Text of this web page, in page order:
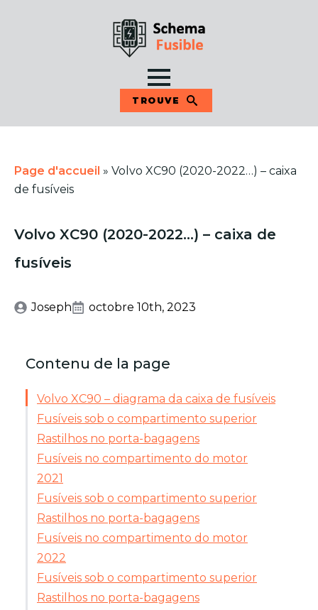
TROUVE
Page d'accueil » Volvo XC90 (2020-2022…) – caixa
de fusíveis
Volvo XC90 (2020-2022…) – caixa de
fusíveis
Joseph octobre 10th, 2023
Contenu de la page
Volvo XC90 – diagrama da caixa de fusíveis
Fusíveis sob o compartimento superior
Rastilhos no porta-bagagens
Fusíveis no compartimento do motor
2021
Fusíveis sob o compartimento superior
Rastilhos no porta-bagagens
Fusíveis no compartimento do motor
2022
Fusíveis sob o compartimento superior
Rastilhos no porta-bagagens